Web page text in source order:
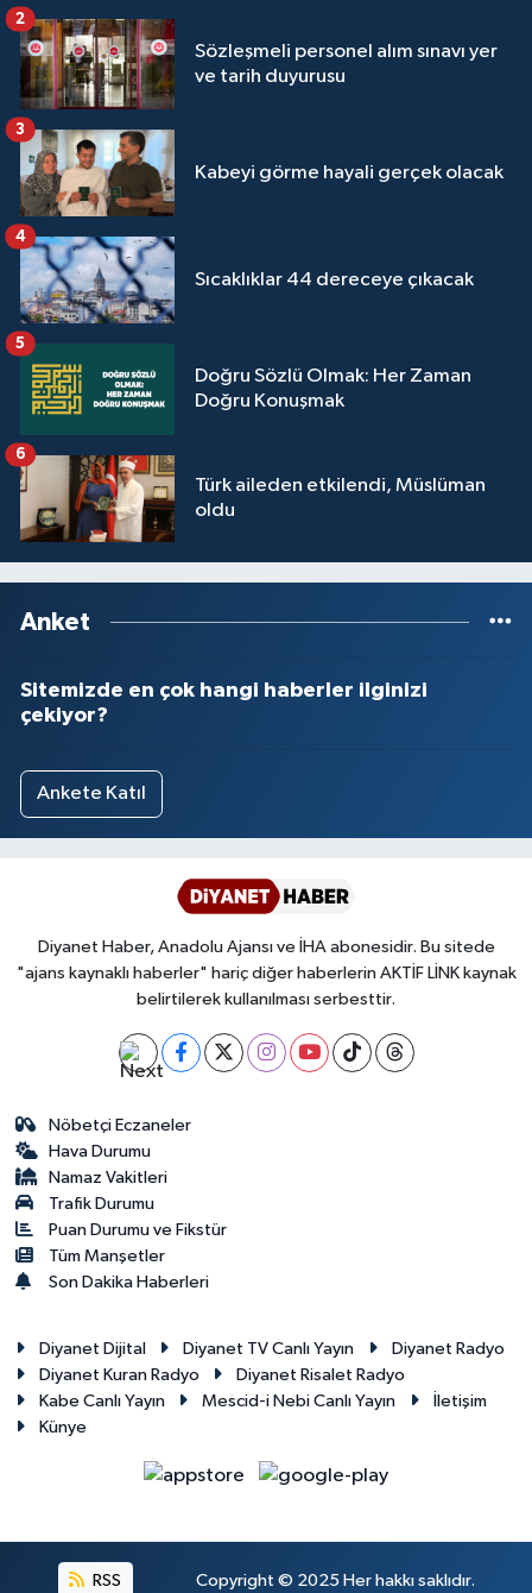
Sözleşmeli personel alım sınavı yer
ve tarih duyurusu
2
Kabeyi görme hayali gerçek olacak
3
Sıcaklıklar 44 dereceye çıkacak
4
Doğru Sözlü Olmak: Her Zaman
Doğru Konuşmak
5
Türk aileden etkilendi, Müslüman
oldu
6
Anket
Sitemizde en çok hangi haberler ilginizi
çekiyor?
Ankete Katıl
Diyanet Haber, Anadolu Ajansı ve İHA abonesidir. Bu sitede
"ajans kaynaklı haberler" hariç diğer haberlerin AKTİF LİNK kaynak
belirtilerek kullanılması serbesttir.
Nöbetçi Eczaneler
Hava Durumu
Namaz Vakitleri
Trafik Durumu
Puan Durumu ve Fikstür
Tüm Manşetler
Son Dakika Haberleri
Diyanet Dijital Diyanet TV Canlı Yayın
Diyanet Radyo
Diyanet Kuran Radyo
Diyanet Risalet Radyo
Kabe Canlı Yayın
Mescid-i Nebi Canlı Yayın
İletişim
Künye
RSS Copyright © 2025 Her hakkı saklıdır.
Şanlıurfa Müftülüğü
Şırnak Müftülüğü
Tekirdağ Müftülüğü
Tokat Müftülüğü
Trabzon Müftülüğü
Tunceli Müftülüğü
Uşak Müftülüğü
Van Müftülüğü
Yozgat Müftülüğü